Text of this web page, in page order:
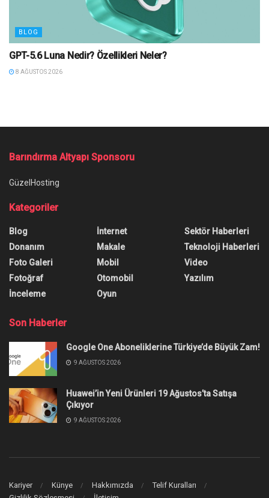
BLOG
GPT-5.6 Luna Nedir? Özellikleri Neler?
8 AĞUSTOS 2026
Barındırma Altyapı Sponsoru
GüzelHosting
Kategoriler
Blog
Donanım
Foto Galeri
Fotoğraf
İnceleme
İnternet
Makale
Mobil
Otomobil
Oyun
Sektör Haberleri
Teknoloji Haberleri
Video
Yazılım
Son Haberler
Google One Aboneliklerine Türkiye’de Büyük Zam!
9 AĞUSTOS 2026
Huawei’in Yeni Ürünleri 19 Ağustos’ta Satışa
Çıkıyor
9 AĞUSTOS 2026
Kariyer Künye Hakkımızda
Telif Kuralları